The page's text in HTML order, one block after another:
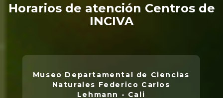
Horarios de atención Centros de
INCIVA
Museo Departamental de Ciencias
Naturales Federico Carlos
Lehmann - Cali